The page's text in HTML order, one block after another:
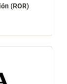
(ROR)